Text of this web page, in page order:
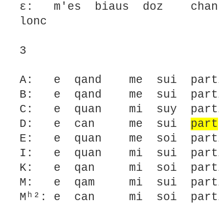
ε: m'es biaus doz
lonc
3
A: e qand me sui
B: e qand me sui
C: e quan mi suy
D: e can me sui part
E: e quan me soi
I: e quan mi sui
K: e qan mi soi
M: e qam mi sui
Mʰ²: e can mi soi